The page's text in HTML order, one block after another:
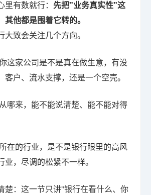
有数就行： 先把"业务真实性"这
他都是围着它转的。
大致会关注几个方向。
这家公司是不是真在做生意，有没
客户、流水支撑，还是一个空壳。
哪来，能不能说清楚、能不能对得
在的行业，是不是银行眼里的高风
业，尽调的松紧不一样。
楚：这一节只讲"银行在看什么、你